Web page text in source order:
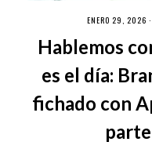
ENERO 29, 2026 ·
Hablemos
es el día:
fichado con